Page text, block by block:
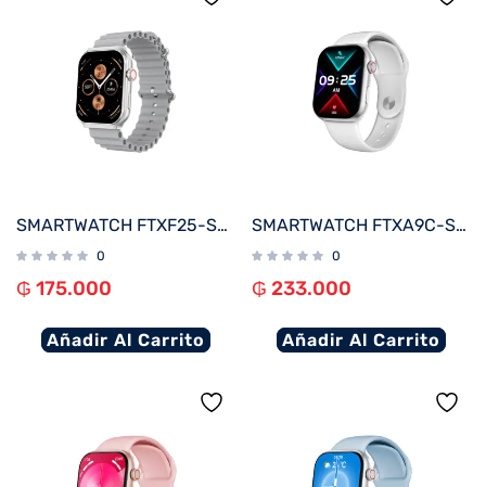
SMARTWATCH FTXF25-SVG 50MM PLATA/GRIS ANDROID/IOS/BT/FREC. CARD
0
₲ 175.000
Añadir Al Carrito
SMARTWATCH FTXA9C-SVW 46MM PLATA/GRIS ANDROID/IOS/BT/FREC. CARD
0
₲ 233.000
Añadir Al Carrito